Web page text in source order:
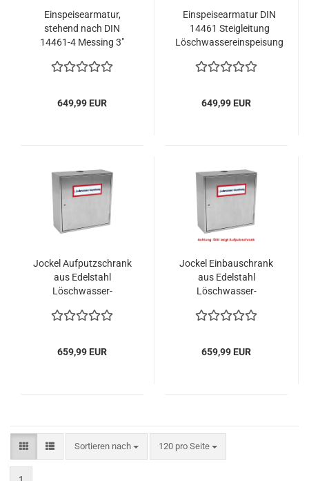
Einspeisearmatur,
stehend nach DIN
14461-4 Messing 3"
649,99 EUR
Einspeisearmatur DIN
14461 Steigleitung
Löschwassereinspeisung
649,99 EUR
Jockel Aufputzschrank
aus Edelstahl
Löschwasser-
DIN 14461-2 Feuerwehr
659,99 EUR
Jockel Einbauschrank
aus Edelstahl
Löschwasser-
DIN 14461-2 Feuerwehr
659,99 EUR
Sortieren nach
Sortieren nach 120 pro Seite
pro Seite